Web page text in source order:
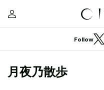
Follow
月夜乃散歩